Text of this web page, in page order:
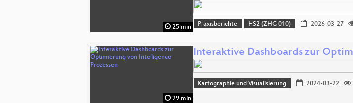
25 min Praxisberichte HS2 (ZHG 010) 2026-03-27
29 min
Interaktive Dashboards zur
Kartographie und Visualisierung 2024-03-22